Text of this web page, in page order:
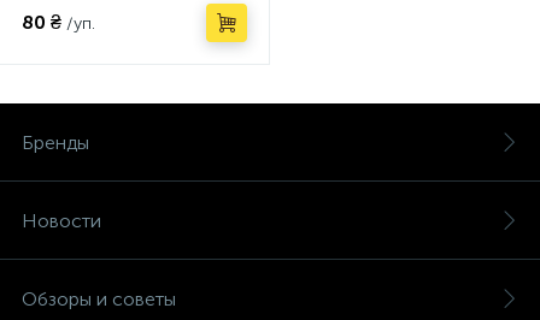
80 ₴ /уп.
Бренды
Новости
Обзоры и советы